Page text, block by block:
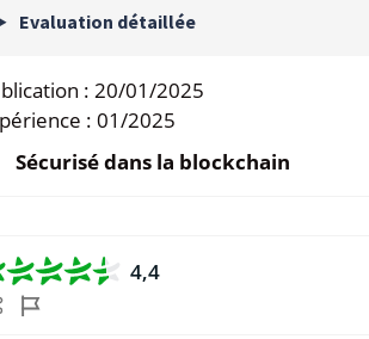
Evaluation détaillée
: 20/01/2025
: 01/2025
Sécurisé dans la blockchain
4,4